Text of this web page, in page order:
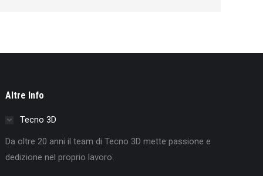
Altre Info
Tecno 3D
Da oltre 20 anni il team di Tecno 3D mette passione e
dedizione nel proprio lavoro.